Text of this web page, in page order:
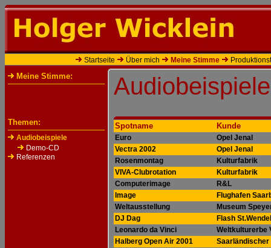
Startseite Über mich Meine Stimme
Meine Stimme:
Themen:
Audiobeispiele
Demo-CD
Referenzen
Audiobeispiele
Spotname Kunde
Euro
Opel Jenal
Vectra 2002
Opel Jenal
Rosenmontag
Kulturfabrik
VIVA-Clubrotation
Kulturfabrik
Computerimage
R&L
Image
Flughafen
Weltausstellung
Museum
DJ Dag
Flash St.Wendel
Leonardo da Vinci
Weltkulturerbe
Halberg Open Air 2001
Saarländischer